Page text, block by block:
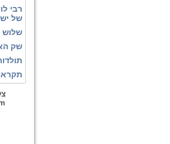
רבי
של
שלוש
שק